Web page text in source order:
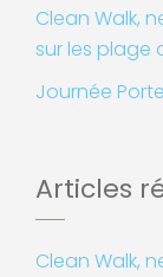
Clean Walk,
sur les plage
Journée
Articles
Clean Walk,